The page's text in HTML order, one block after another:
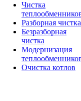
Чистка
Разборная чистка
Безразборная
чистка
Модернизация
Очистка котлов